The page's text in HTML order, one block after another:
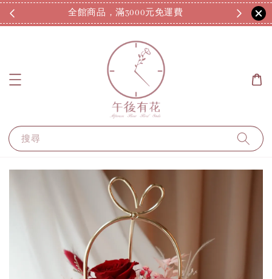
全館商品，滿3000元免運費 7/
搜尋